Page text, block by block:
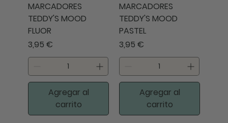
MARCADORES
TEDDY'S MOOD
FLUOR
Precio
3,95 €
Agregar al
carrito
MARCADORES
TEDDY'S MOOD
PASTEL
Precio
3,95 €
Agregar al
carrito